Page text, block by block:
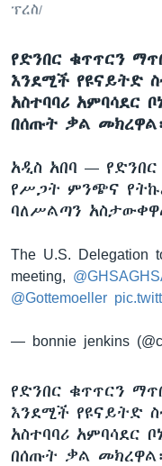
ፕረስ/
​​የድንበር ቁጥጥርን
እንደሚች የዩናይትድ
አስተባባሪ አምባሳደር
በሰጡት ቃል
አዲስ አበባ —
የሥጋት ምንጭና
ባለሥልጣን
The U.S. Delegation
meeting,
@Gottemoeller
— bonnie jenkins
የድንበር ቁጥጥርን
እንደሚች የዩናይትድ
አስተባባሪ አምባሳደር
በሰጡት ቃል